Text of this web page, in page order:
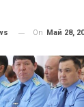
On Май 28,